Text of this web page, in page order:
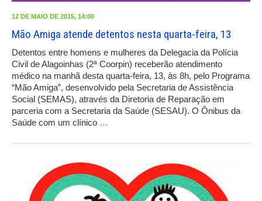
12 DE MAIO DE 2015, 14:00
Mão Amiga atende detentos nesta quarta-feira, 13
Detentos entre homens e mulheres da Delegacia da Polícia
Civil de Alagoinhas (2ª Coorpin) receberão atendimento
médico na manhã desta quarta-feira, 13, às 8h, pelo Programa
“Mão Amiga”, desenvolvido pela Secretaria de Assistência
Social (SEMAS), através da Diretoria de Reparação em
parceria com a Secretaria da Saúde (SESAU). O Ônibus da
Saúde com um clínico …